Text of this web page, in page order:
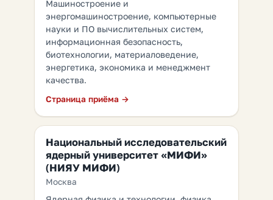
Машиностроение и
энергомашиностроение, компьютерные
науки и ПО вычислительных систем,
информационная безопасность,
биотехнологии, материаловедение,
энергетика, экономика и менеджмент
качества.
Страница приёма →
Национальный исследовательский
ядерный университет «МИФИ»
(НИЯУ МИФИ)
Москва